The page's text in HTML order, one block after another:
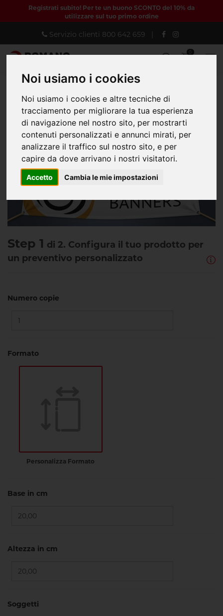
Noi usiamo i cookies
Noi usiamo i cookies e altre tecniche di
tracciamento per migliorare la tua esperienza
di navigazione nel nostro sito, per mostrarti
contenuti personalizzati e annunci mirati, per
analizzare il traffico sul nostro sito, e per
capire da dove arrivano i nostri visitatori.
Accetto Cambia le mie impostazioni
Registrati subito! Per te un buono SCONTO del 10% da
utilizzare sul tuo primo ordine
Servizio clienti 800 642 659
0
Home DIGITALE GRANDE FORMATO
Striscioni pubblicitari
Banner PVC
Banner in Pvc - Scontistica temporale
Step 1 di 2. Configura il tuo prodotto per
un preventivo personalizzato
Numero copie
Formato
Personalizza Formato
Base in cm
Altezza in cm
Soggetti